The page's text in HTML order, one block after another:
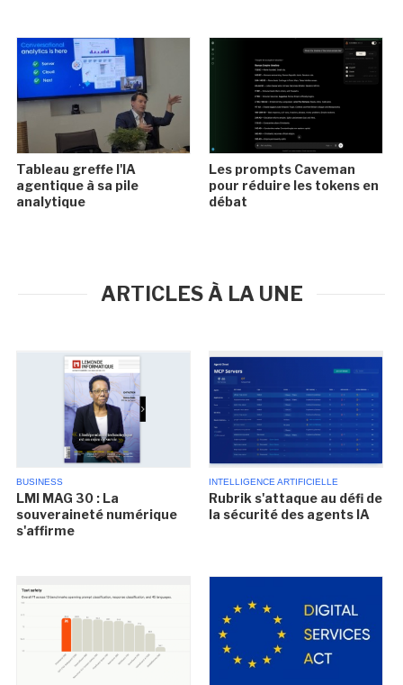
Tableau greffe l'IA
agentique à sa pile
analytique
Les prompts Caveman
pour réduire les tokens en
débat
ARTICLES À LA UNE
BUSINESS
LMI MAG 30 : La
souveraineté numérique
s'affirme
INTELLIGENCE ARTIFICIELLE
Rubrik s'attaque au défi de
la sécurité des agents IA